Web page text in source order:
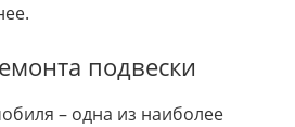
подвески
– одна из наиболее